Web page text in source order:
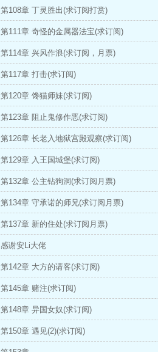
第108章 丁灵胜出(求订阅打赏)
第111章 奇怪的金属器法宝(求订阅)
第114章 兴风作浪(求订阅，月票)
第117章 打击(求订阅)
第120章 馋猫师妹(求订阅)
第123章 阻止鬼修作恶(求订阅)
第126章 长老入地狱宫殿观察(求订阅)
第129章 入王国城堡(求订阅)
第132章 公主钻狗洞(求订阅月票)
第134章 守承诺的师兄(求订阅月票)
第137章 新的住处(求订阅月票)
感谢安Li大佬
第142章 大方的请客(求订阅)
第145章 赌注(求订阅)
第148章 异国女奴(求订阅)
第150章 遇见(2)(求订阅)